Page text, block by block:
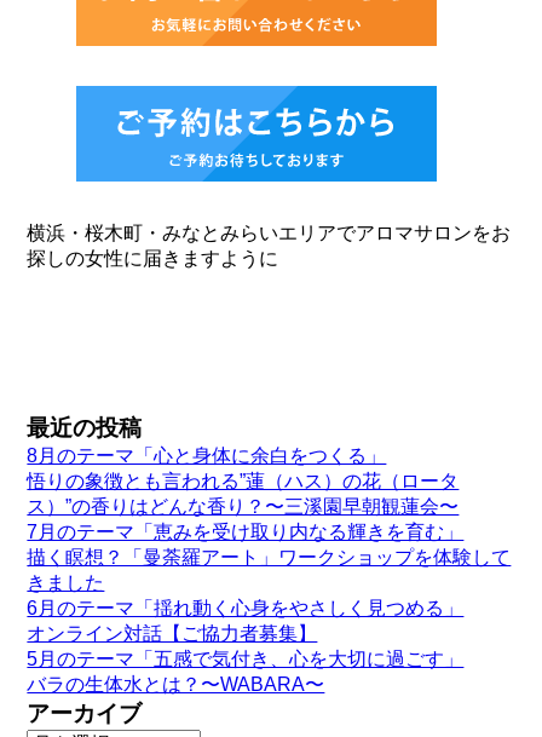
横浜・桜木町・みなとみらいエリアでアロマサロンをお
探しの女性に届きますように
最近の投稿
8月のテーマ「心と身体に余白をつくる」
悟りの象徴とも言われる”蓮（ハス）の花（ロータ
ス）”の香りはどんな香り？〜三溪園早朝観蓮会〜
7月のテーマ「恵みを受け取り内なる輝きを育む」
描く瞑想？「曼荼羅アート」ワークショップを体験して
きました
6月のテーマ「揺れ動く心身をやさしく見つめる」
オンライン対話【ご協力者募集】
5月のテーマ「五感で気付き、心を大切に過ごす」
バラの生体水とは？〜WABARA〜
アーカイブ